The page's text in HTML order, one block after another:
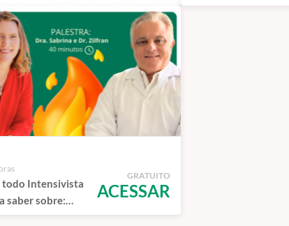
da ventilação
perspectivas para o
todo Intensivista
saber sobre:
na UTI
GRATUITO
ACESSAR